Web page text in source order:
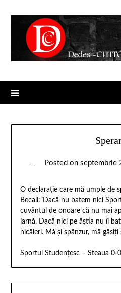
Posted on septembrie
O declaraţie care mă umple de
Becali:”Dacă nu batem nici
cuvântul de onoare că nu mai
iarnă. Dacă nici pe ăştia nu îi
nicăieri. Mă şi spânzur, mă găsiţi
Sportul Studenţesc – Steaua 0-